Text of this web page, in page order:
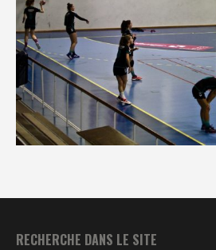
RECHERCHE DANS LE SITE